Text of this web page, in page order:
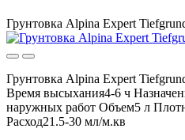
Грунтовка Alpina Expert
Грунтовка Alpina Expert
Время высыхания4-6 ч
наружных работ Объем5 л
Расход21.5-30 мл/м.кв